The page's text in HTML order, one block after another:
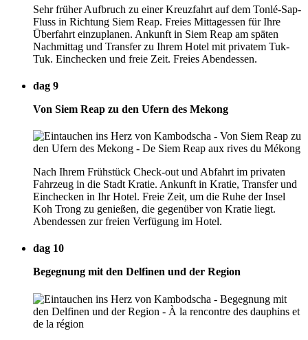
Sehr früher Aufbruch zu einer Kreuzfahrt auf dem Tonlé-Sap-
Fluss in Richtung Siem Reap. Freies Mittagessen für Ihre
Überfahrt einzuplanen. Ankunft in Siem Reap am späten
Nachmittag und Transfer zu Ihrem Hotel mit privatem Tuk-
Tuk. Einchecken und freie Zeit. Freies Abendessen.
dag 9
Von Siem Reap zu den Ufern des Mekong
Nach Ihrem Frühstück Check-out und Abfahrt im privaten
Fahrzeug in die Stadt Kratie. Ankunft in Kratie, Transfer und
Einchecken in Ihr Hotel. Freie Zeit, um die Ruhe der Insel
Koh Trong zu genießen, die gegenüber von Kratie liegt.
Abendessen zur freien Verfügung im Hotel.
dag 10
Begegnung mit den Delfinen und der Region